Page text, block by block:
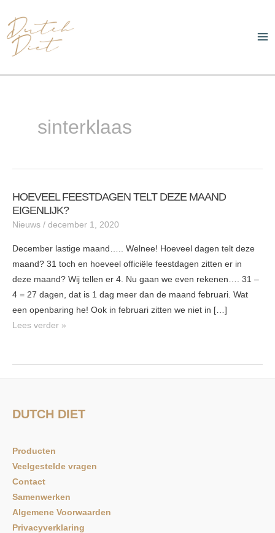
naar
de
inhoud
sinterklaas
HOEVEEL FEESTDAGEN TELT DEZE MAAND
EIGENLIJK?
Nieuws / december 1, 2020
December lastige maand….. Welnee! Hoeveel dagen telt deze
maand? 31 toch en hoeveel officiële feestdagen zitten er in
deze maand? Wij tellen er 4. Nu gaan we even rekenen…. 31 –
4 = 27 dagen, dat is 1 dag meer dan de maand februari. Wat
een openbaring he! Ook in februari zitten we niet in […]
HOEVEEL
FEESTDAGEN
TELT
Lees verder »
DUTCH DIET
Producten
Veelgestelde vragen
Contact
Samenwerken
Algemene Voorwaarden
Privacyverklaring